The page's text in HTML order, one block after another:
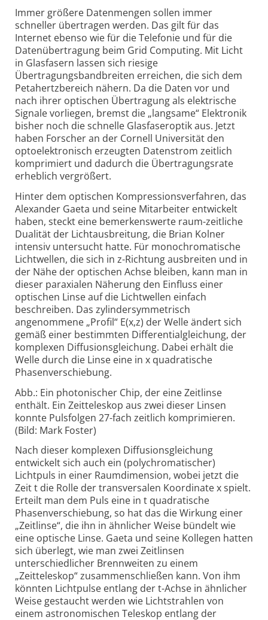
Immer größere Datenmengen sollen immer
schneller übertragen werden. Das gilt für das
Internet ebenso wie für die Telefonie und für die
Datenübertragung beim Grid Computing. Mit Licht
in Glasfasern lassen sich riesige
Übertragungsbandbreiten erreichen, die sich dem
Petahertzbereich nähern. Da die Daten vor und
nach ihrer optischen Übertragung als elektrische
Signale vorliegen, bremst die „langsame“ Elektronik
bisher noch die schnelle Glasfaseroptik aus. Jetzt
haben Forscher an der Cornell Universität den
optoelektronisch erzeugten Datenstrom zeitlich
komprimiert und dadurch die Übertragungsrate
erheblich vergrößert.
Hinter dem optischen Kompressionsverfahren, das
Alexander Gaeta und seine Mitarbeiter entwickelt
haben, steckt eine bemerkenswerte raum-zeitliche
Dualität der Lichtausbreitung, die Brian Kolner
intensiv untersucht hatte. Für monochromatische
Lichtwellen, die sich in z-Richtung ausbreiten und in
der Nähe der optischen Achse bleiben, kann man in
dieser paraxialen Näherung den Einfluss einer
optischen Linse auf die Lichtwellen einfach
beschreiben. Das zylindersymmetrisch
angenommene „Profil“ E(x,z) der Welle ändert sich
gemäß einer bestimmten Differentialgleichung, der
komplexen Diffusionsgleichung. Dabei erhält die
Welle durch die Linse eine in x quadratische
Phasenverschiebung.
Abb.: Ein photonischer Chip, der eine Zeitlinse
enthält. Ein Zeitteleskop aus zwei dieser Linsen
konnte Pulsfolgen 27-fach zeitlich komprimieren.
(Bild: Mark Foster)
Nach dieser komplexen Diffusionsgleichung
entwickelt sich auch ein (polychromatischer)
Lichtpuls in einer Raumdimension, wobei jetzt die
Zeit t die Rolle der transversalen Koordinate x spielt.
Erteilt man dem Puls eine in t quadratische
Phasenverschiebung, so hat das die Wirkung einer
„Zeitlinse“, die ihn in ähnlicher Weise bündelt wie
eine optische Linse. Gaeta und seine Kollegen hatten
sich überlegt, wie man zwei Zeitlinsen
unterschiedlicher Brennweiten zu einem
„Zeitteleskop“ zusammenschließen kann. Von ihm
könnten Lichtpulse entlang der t-Achse in ähnlicher
Weise gestaucht werden wie Lichtstrahlen von
einem astronomischen Teleskop entlang der